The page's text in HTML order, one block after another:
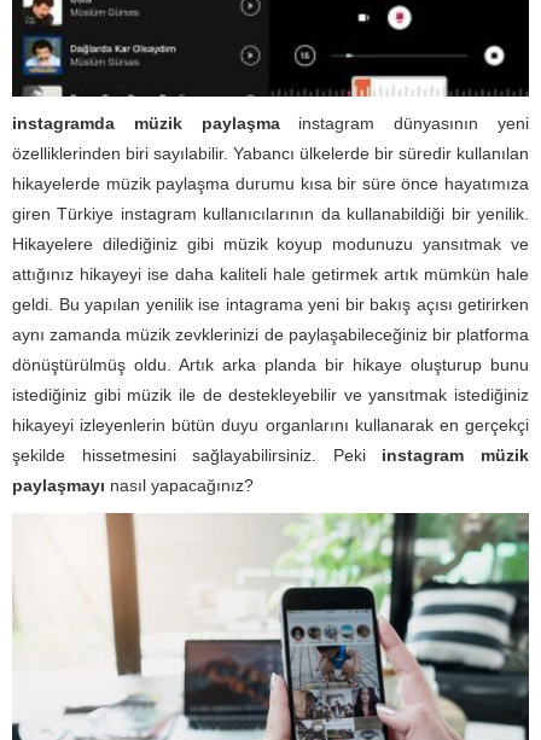
instagramda müzik paylaşma instagram dünyasının yeni
özelliklerinden biri sayılabilir. Yabancı ülkelerde bir süredir kullanılan
hikayelerde müzik paylaşma durumu kısa bir süre önce hayatımıza
giren Türkiye instagram kullanıcılarının da kullanabildiği bir yenilik.
Hikayelere dilediğiniz gibi müzik koyup modunuzu yansıtmak ve
attığınız hikayeyi ise daha kaliteli hale getirmek artık mümkün hale
geldi. Bu yapılan yenilik ise intagrama yeni bir bakış açısı getirirken
aynı zamanda müzik zevklerinizi de paylaşabileceğiniz bir platforma
dönüştürülmüş oldu. Artık arka planda bir hikaye oluşturup bunu
istediğiniz gibi müzik ile de destekleyebilir ve yansıtmak istediğiniz
hikayeyi izleyenlerin bütün duyu organlarını kullanarak en gerçekçi
şekilde hissetmesini sağlayabilirsiniz. Peki instagram müzik
paylaşmayı nasıl yapacağınız?